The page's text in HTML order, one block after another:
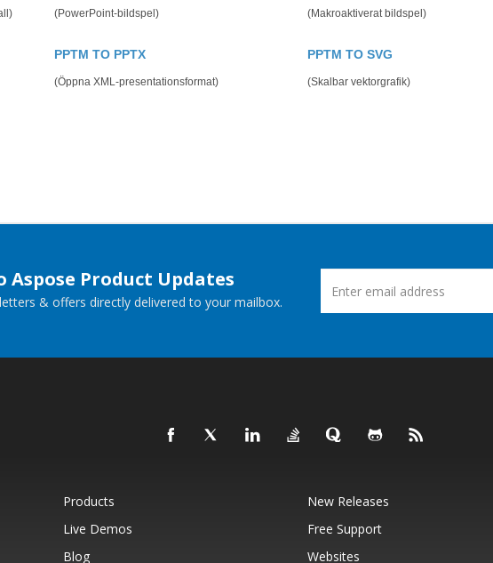
(PowerPoint-bildspel) (Makroaktiverat bildspel)
PPTM TO PPTX
(Öppna XML-presentationsformat)
PPTM TO SVG
(Skalbar vektorgrafik)
Aspose Product Updates
& offers directly delivered to your mailbox.
Products
New Releases
Live Demos
Free Support
Blog Websites